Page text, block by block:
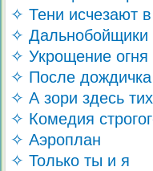
✧ Тени исчезают
✧ Дальнобойщики
✧ Укрощение огня
✧ После дождичка
✧ А зори здесь
✧ Комедия
✧ Аэроплан
✧ Только ты и я